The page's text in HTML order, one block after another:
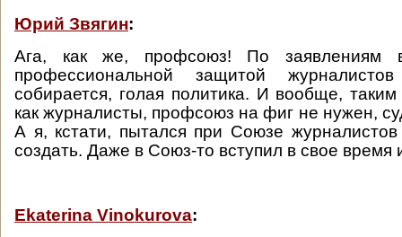
Юрий Звягин:
Ага, как же, профсоюз! По заявлениям
профессиональной защитой
собирается, голая политика. И вообще,
как журналисты, профсоюз на фиг не нужен,
А я, кстати, пытался при Союзе
создать. Даже в Союз-то вступил в свое время
Ekaterina Vinokurova: